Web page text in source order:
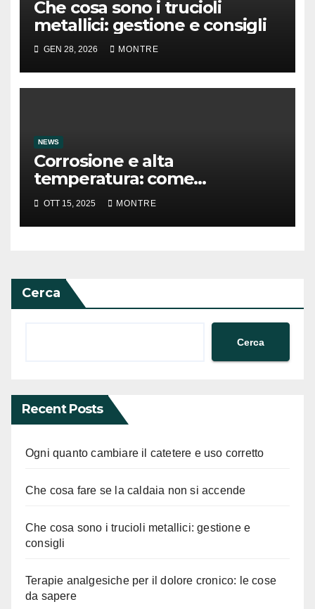
Che cosa sono i trucioli
metallici: gestione e consigli
GEN 28, 2026 MONTRE
NEWS
Corrosione e alta
temperatura: come
preservare un elemento
termometrico
OTT 15, 2025 MONTRE
Cerca
Cerca
Recent Posts
Ogni quanto cambiare il catetere e uso corretto
Che cosa fare se la caldaia non si accende
Che cosa sono i trucioli metallici: gestione e
consigli
Terapie analgesiche per il dolore cronico: le cose
da sapere